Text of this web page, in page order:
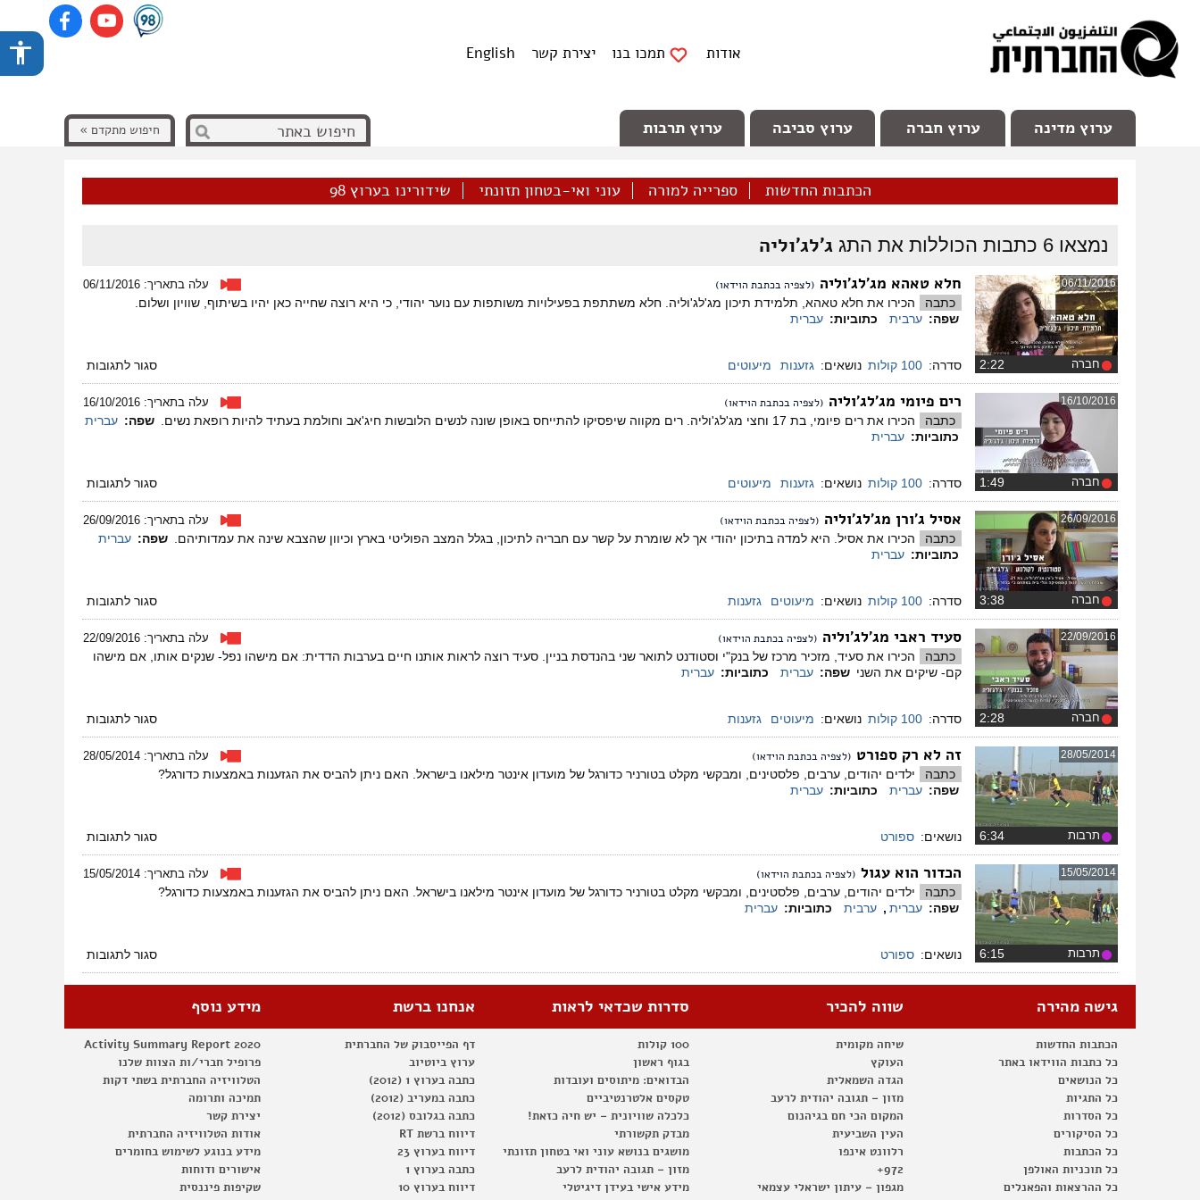
אודות תמכו בנו יצירת קשר English
ערוץ מדינה ערוץ חברה ערוץ סביבה ערוץ תרבות חיפוש מתקדם »
הכתבות החדשות ספרייה למורה עוני ואי-בטחון תזונתי שידורינו בערוץ 98
נמצאו 6 כתבות הכוללות את התג ג'לג'וליה
06/11/2016
חברה
חלא טאהא מג'לג'וליה (לצפיה בכתבת הוידאו) עלה בתאריך: 06/11/2016
כתבה
הכירו את חלא טאהא, תלמידת תיכון מג'לג'וליה. חלא משתתפת בפעילויות משותפות עם נוער יהודי, כי היא רוצה שחייה כאן יהיו בשיתוף, שוויון ושלום.
שפה: ערבית כתוביות: עברית
סדרה: 100 קולות נושאים: גזענות מיעוטים סגור לתגובותעל
חלא
טאהא
16/10/2016
חברה
רים פיומי מג'לג'וליה (לצפיה בכתבת הוידאו) עלה בתאריך: 16/10/2016
כתבה הכירו את רים פיומי, בת 17 וחצי מג'לג'וליה. רים מקווה שיפסיקו להתייחס באופן שונה לנשים הלובשות חיג'אב וחולמת בעתיד להיות רופאת נשים. שפה: עברית
כתוביות: עברית
סדרה: 100 קולות נושאים: גזענות מיעוטים סגור לתגובותעל
רים
פיומי
26/09/2016
חברה
אסיל ג'ורן מג'לג'וליה (לצפיה בכתבת הוידאו) עלה בתאריך: 26/09/2016
כתבה הכירו את אסיל. היא למדה בתיכון יהודי אך לא שומרת על קשר עם חבריה לתיכון, בגלל המצב הפוליטי בארץ וכיוון שהצבא שינה את עמדותיהם. שפה: עברית
כתוביות: עברית
סדרה: 100 קולות נושאים: מיעוטים גזענות סגור לתגובותעל
אסיל
ג'ורן
22/09/2016
חברה
סעיד ראבי מג'לג'וליה (לצפיה בכתבת הוידאו) עלה בתאריך: 22/09/2016
כתבה
הכירו את סעיד, מזכיר מרכז של בנק"י וסטודנט לתואר שני בהנדסת בניין. סעיד רוצה לראות אותנו חיים בערבות הדדית: אם מישהו נפל- שנקים אותו, אם מישהו
קם- שיקים את השני שפה: עברית כתוביות: עברית
סדרה: 100 קולות נושאים: מיעוטים גזענות סגור לתגובותעל
סעיד
ראבי
28/05/2014
תרבות
זה לא רק ספורט (לצפיה בכתבת הוידאו) עלה בתאריך: 28/05/2014
כתבה
ילדים יהודים, ערבים, פלסטינים, ומבקשי מקלט בטורניר כדורגל של מועדון אינטר מילאנו בישראל. האם ניתן להביס את הגזענות באמצעות כדורגל?
שפה: עברית כתוביות: עברית
נושאים: ספורט סגור לתגובותעל
זה
לא
15/05/2014
תרבות
הכדור הוא עגול (לצפיה בכתבת הוידאו) עלה בתאריך: 15/05/2014
כתבה
ילדים יהודים, ערבים, פלסטינים, ומבקשי מקלט בטורניר כדורגל של מועדון אינטר מילאנו בישראל. האם ניתן להביס את הגזענות באמצעות כדורגל?
שפה: עברית , ערבית כתוביות: עברית
נושאים: ספורט סגור לתגובותעל
הכדור
הוא
גישה מהירה
הכתבות החדשות
כל כתבות הווידאו באתר
כל הנושאים
כל התגיות
כל הסדרות
כל הסיקורים
כל הכתבות
כל תוכניות האולפן
כל ההרצאות והפאנלים
שווה להכיר
שיחה מקומית
העוקץ
הגדה השמאלית
מזון – תגובה יהודית לרעב
המקום הכי חם בגיהנום
העין השביעית
רלוונט אינפו
972+
מגפון – עיתון ישראלי עצמאי
סדרות שכדאי לראות
100 קולות
בגוף ראשון
הבדואים: מיתוסים ועובדות
טקסים אלטרנטיביים
כלכלה שוויונית – יש חיה כזאת!
מבדק תקשורתי
מושגים בנושא עוני ואי בטחון תזונתי
מזון – תגובה יהודית לרעב
מידע אישי בעידן דיגיטלי
אנחנו ברשת
דף הפייסבוק של החברתית
ערוץ ביוטיוב
כתבה בערוץ 1 (2012)
כתבה במעריב (2012)
כתבה בגלובס (2012)
דיווח ברשת RT
דיווח בערוץ 23
כתבה בערוץ 1
דיווח בערוץ 10
מידע נוסף
Activity Summary Report 2020
פרופיל חברי/ות הצוות שלנו
הטלוויזיה החברתית בשתי דקות
תמיכה ותרומה
יצירת קשר
אודות הטלוויזיה החברתית
מידע בנוגע לשימוש בחומרים
אישורים ודוחות
שקיפות פיננסית